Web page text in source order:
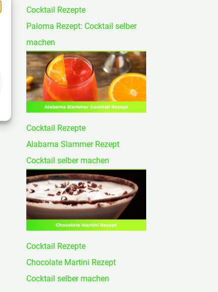
Cocktail Rezepte
Paloma Rezept: Cocktail selber
machen
Cocktail Rezepte
Alabama Slammer Rezept
Cocktail selber machen
Cocktail Rezepte
Chocolate Martini Rezept
Cocktail selber machen